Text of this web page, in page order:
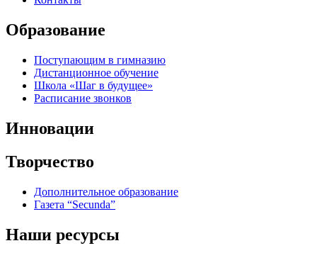
Образование
Поступающим в гимназию
Дистанционное обучение
Школа «Шаг в будущее»
Расписание звонков
Инновации
Творчество
Дополнительное образование
Газета “Secunda”
Наши ресурсы